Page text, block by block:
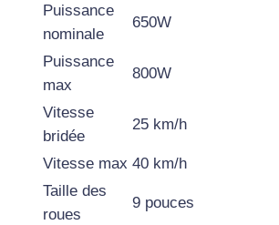
N
E
T
T
E
E
L
Puissance
nominale
650W
Puissance
max
800W
Vitesse
bridée
25 km/h
Vitesse max 40 km/h
Taille des
roues
9 pouces